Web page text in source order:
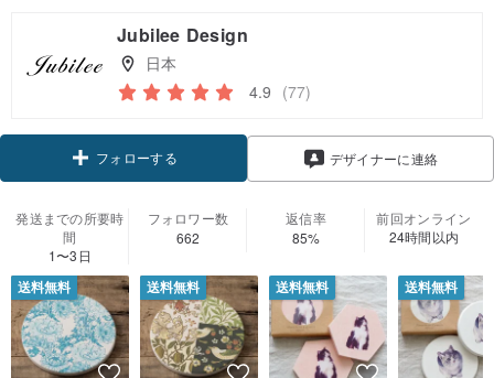
Jubilee Design
日本
4.9 (77)
フォローする デザイナーに連絡
発送までの所要時
間
1〜3日
フォロワー数
662
返信率
85%
前回オンライン
24時間以内
送料無料 送料無料 送料無料 送料無料